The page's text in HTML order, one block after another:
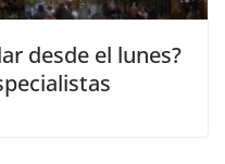
desde el lunes?